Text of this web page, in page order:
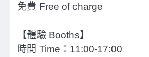
免費 Free of charge
【體驗 Booths】
時間 Time：11:00-17:00